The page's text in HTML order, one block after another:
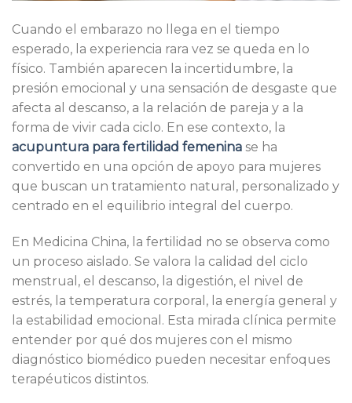
Cuando el embarazo no llega en el tiempo
esperado, la experiencia rara vez se queda en lo
físico. También aparecen la incertidumbre, la
presión emocional y una sensación de desgaste que
afecta al descanso, a la relación de pareja y a la
forma de vivir cada ciclo. En ese contexto, la
acupuntura para fertilidad femenina se ha
convertido en una opción de apoyo para mujeres
que buscan un tratamiento natural, personalizado y
centrado en el equilibrio integral del cuerpo.
En Medicina China, la fertilidad no se observa como
un proceso aislado. Se valora la calidad del ciclo
menstrual, el descanso, la digestión, el nivel de
estrés, la temperatura corporal, la energía general y
la estabilidad emocional. Esta mirada clínica permite
entender por qué dos mujeres con el mismo
diagnóstico biomédico pueden necesitar enfoques
terapéuticos distintos.